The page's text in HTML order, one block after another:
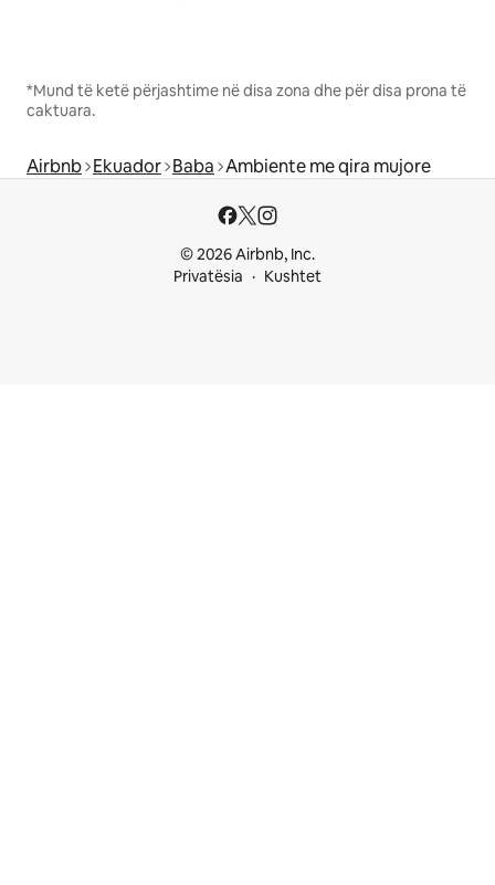
*Mund të ketë përjashtime në disa zona dhe për disa prona të
caktuara.
Airbnb Ekuador Baba Ambiente me qira mujore
© 2026 Airbnb, Inc.
Privatësia
Kushtet